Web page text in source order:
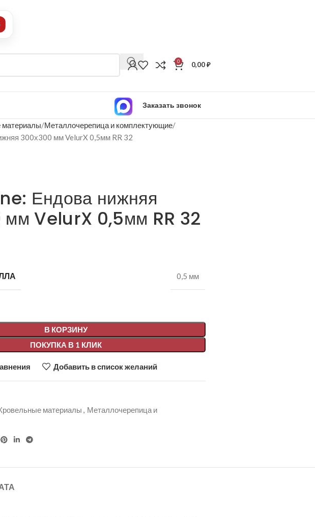
0 0,00₽
Заказать звонок
материалы Металлочерепица и комплектующие
300х300 мм VelurX 0,5мм RR 32
Ендова нижняя
мм VelurX 0,5мм RR 32
0,5 мм
В КОРЗИНУ
ПОКУПКА В 1 КЛИК
Добавить в список желаний
материалы , Металлочерепица и